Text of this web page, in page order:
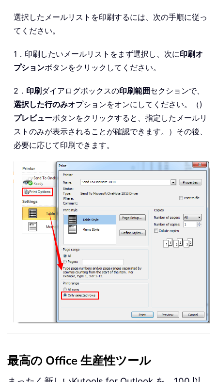
選択したメールリストを印刷するには、次の手順に従っ
てください。
1．印刷したいメールリストをまず選択し、次に印刷オ
プションボタンをクリックしてください。
2． 印刷ダイアログボックスの印刷範囲セクションで、
選択した行のみオプションをオンにしてください。（)
プレビューボタンをクリックすると、指定したメールリ
ストのみが表示されることが確認できます。）その後、
必要に応じて印刷できます。
最高の Office 生産性ツール